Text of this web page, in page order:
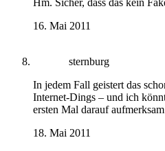
Hm. Sicher, dass das kein
16. Mai 2011
sternburg
In jedem Fall geistert das
Internet-Dings – und ich
ersten Mal darauf
18. Mai 2011